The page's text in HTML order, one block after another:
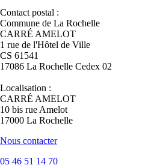
Contact postal :
Commune de La Rochelle
CARRÉ AMELOT
1 rue de l'Hôtel de Ville
CS 61541
17086 La Rochelle Cedex 02
Localisation :
CARRÉ AMELOT
10 bis rue Amelot
17000 La Rochelle
Nous contacter
05 46 51 14 70